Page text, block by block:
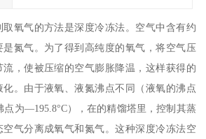
氧气的方法是深度冷冻法。空气中含有约
是氮气。为了得到高纯度的氧气，将空气压
，使被压缩的空气膨胀降温，这样获得的
。由于液氧、液氮沸点不同（液氧的沸点
点为—195.8°C），在的精馏塔里，控制其蒸
气分离成氧气和氮气。这种深度冷冻法空